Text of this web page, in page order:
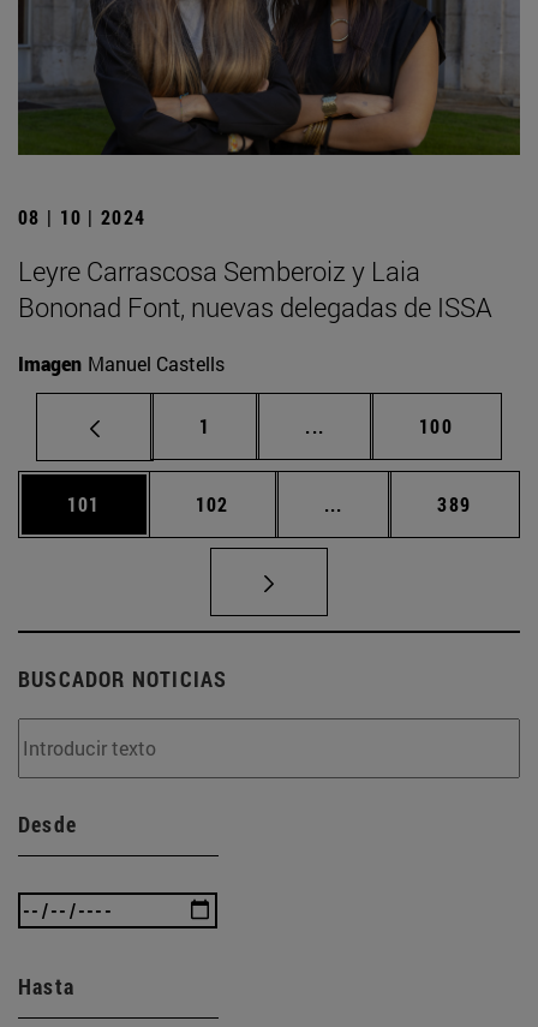
08 | 10 | 2024
Leyre Carrascosa Semberoiz y Laia
Bononad Font, nuevas delegadas de ISSA
Imagen Manuel Castells
Página
1 ... Páginas intermedias
Página
100
Página
101 Página
102 ... Páginas intermedias
Página
389
BUSCADOR NOTICIAS
Desde
Hasta